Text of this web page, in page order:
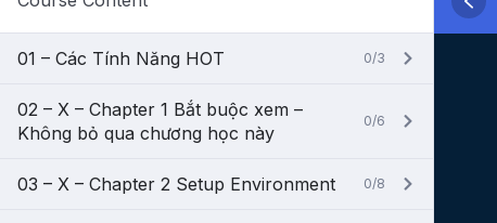
01 – Các Tính Năng HOT 0/3
02 – X – Chapter 1 Bắt buộc xem –
Không bỏ qua chương học này
0/6
03 – X – Chapter 2 Setup Environment 0/8